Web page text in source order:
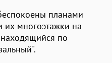
планами
их многоэтажки на
по